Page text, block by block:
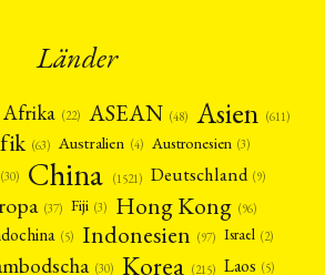
KONTAKT SPENDEN SIE JETZT!
ENGLISH
Länder
Afrika (22) ASEAN (48) Asien (611)
(63) Australien (4) Austronesien (3)
(30) China (1521) Deutschland (9)
(37) Fiji (3) Hong Kong (96)
(5) Indonesien (97) Israel (2)
(30) Korea (215) Laos (5)